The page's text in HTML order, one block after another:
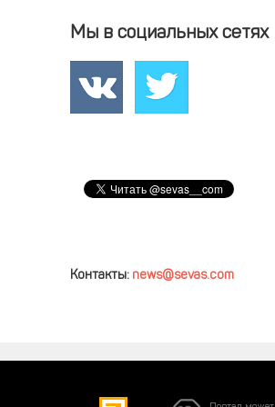
Мы в социальных сетях
Контакты: news@sevas.com